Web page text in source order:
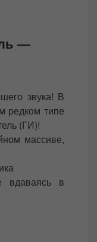
—
звука! В
редком типе
(ГИ)!
массиве,
вдаваясь в